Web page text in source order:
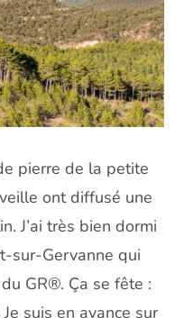
pierre de la petite
ont diffusé une
J’ai très bien dormi
sur-Gervanne qui
GR®. Ça se fête :
suis en avance sur